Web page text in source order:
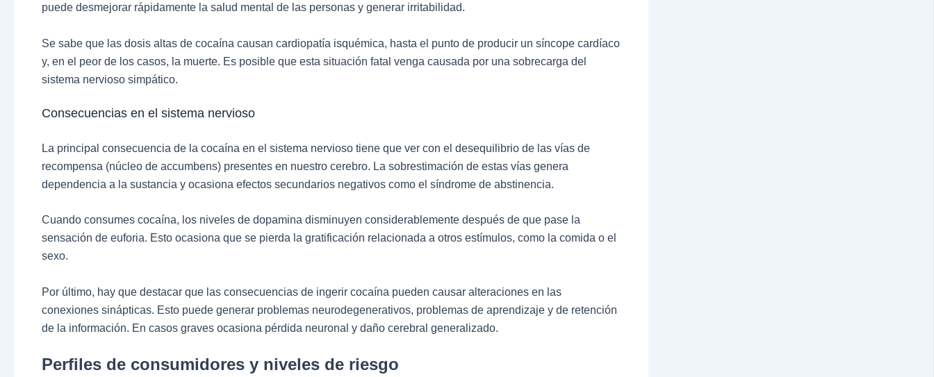
puede desmejorar rápidamente la salud mental de las personas y generar irritabilidad.
Se sabe que las dosis altas de cocaína causan cardiopatía isquémica, hasta el punto de producir un síncope cardíaco
y, en el peor de los casos, la muerte. Es posible que esta situación fatal venga causada por una sobrecarga del
sistema nervioso simpático.
Consecuencias en el sistema nervioso
La principal consecuencia de la cocaína en el sistema nervioso tiene que ver con el desequilibrio de las vías de
recompensa (núcleo de accumbens) presentes en nuestro cerebro. La sobrestimación de estas vías genera
dependencia a la sustancia y ocasiona efectos secundarios negativos como el síndrome de abstinencia.
Cuando consumes cocaína, los niveles de dopamina disminuyen considerablemente después de que pase la
sensación de euforia. Esto ocasiona que se pierda la gratificación relacionada a otros estímulos, como la comida o el
sexo.
Por último, hay que destacar que las consecuencias de ingerir cocaína pueden causar alteraciones en las
conexiones sinápticas. Esto puede generar problemas neurodegenerativos, problemas de aprendizaje y de retención
de la información. En casos graves ocasiona pérdida neuronal y daño cerebral generalizado.
Perfiles de consumidores y niveles de riesgo